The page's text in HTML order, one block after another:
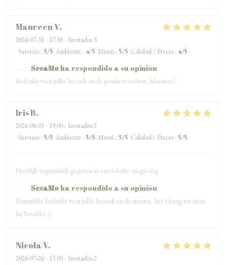
MaureenV
2026-07-31 - 17:30 - Invitados 3
Servicio : 5/5 Ambiente : 4/5 Menú : 5/5 Calidad / Precio : 4/5
SesaMoha respondido a su opinión
Bedankt voor jullie bezoek en de positieve review, Maureen!
IrisB
2026-08-01 - 19:00 - Invitados 2
Servicio : 5/5 Ambiente : 5/5 Menú : 5/5 Calidad / Precio : 5/5
Heerlijk vegetarisch gegeten in een relaxte omgeving
SesaMoha respondido a su opinión
Hartstikke bedankt voor jullie bezoek en de sterren, Iris! Graag tot ziens
bij SesaMo :)
NicolaV
2026-07-26 - 13:00 - Invitados 2